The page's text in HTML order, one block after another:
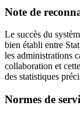
Note de
Le succès du
bien établi entre
les administrations
collaboration et
des statistiques
Normes de